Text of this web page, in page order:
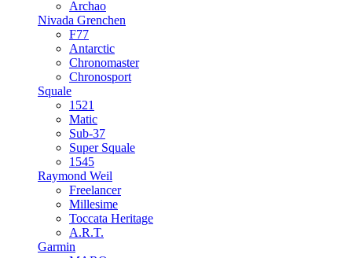
Archao
Nivada Grenchen
F77
Antarctic
Chronomaster
Chronosport
Squale
1521
Matic
Sub-37
Super Squale
1545
Raymond Weil
Freelancer
Millesime
Toccata Heritage
A.R.T.
Garmin